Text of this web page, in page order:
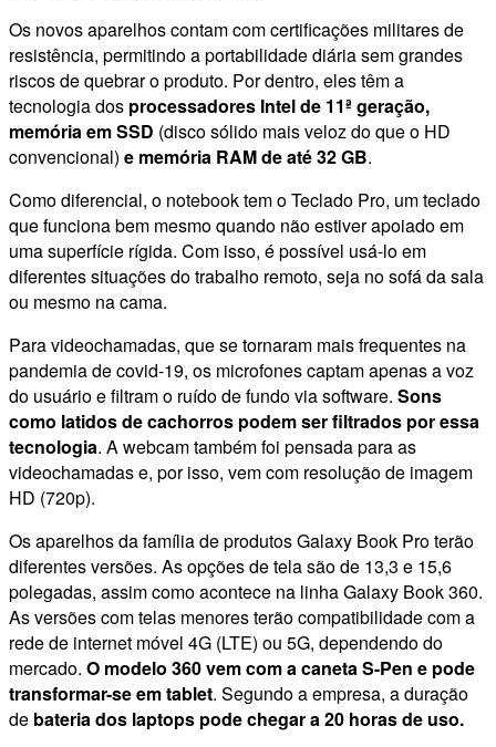
Os novos aparelhos contam com certificações militares de
resistência, permitindo a portabilidade diária sem grandes
riscos de quebrar o produto. Por dentro, eles têm a
tecnologia dos processadores Intel de 11ª geração,
memória em SSD (disco sólido mais veloz do que o HD
convencional) e memória RAM de até 32 GB.
Como diferencial, o notebook tem o Teclado Pro, um teclado
que funciona bem mesmo quando não estiver apoiado em
uma superfície rígida. Com isso, é possível usá-lo em
diferentes situações do trabalho remoto, seja no sofá da sala
ou mesmo na cama.
Para videochamadas, que se tornaram mais frequentes na
pandemia de covid-19, os microfones captam apenas a voz
do usuário e filtram o ruído de fundo via software. Sons
como latidos de cachorros podem ser filtrados por essa
tecnologia. A webcam também foi pensada para as
videochamadas e, por isso, vem com resolução de imagem
HD (720p).
Os aparelhos da família de produtos Galaxy Book Pro terão
diferentes versões. As opções de tela são de 13,3 e 15,6
polegadas, assim como acontece na linha Galaxy Book 360.
As versões com telas menores terão compatibilidade com a
rede de internet móvel 4G (LTE) ou 5G, dependendo do
mercado. O modelo 360 vem com a caneta S-Pen e pode
transformar-se em tablet. Segundo a empresa, a duração
de bateria dos laptops pode chegar a 20 horas de uso.